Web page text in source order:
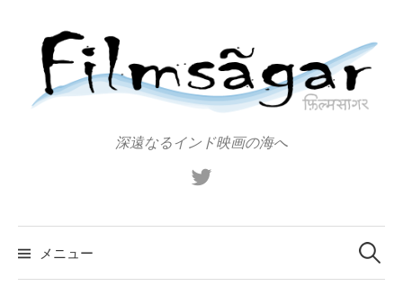
プ
深遠なるインド映画の海へ
メニュー
検
索: